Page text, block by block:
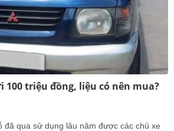
100 triệu đồng, liệu có nên mua?
đã qua sử dụng lâu năm được các chủ xe